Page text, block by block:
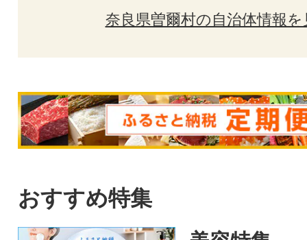
奈良県曽爾村の自治体情報を
おすすめ特集